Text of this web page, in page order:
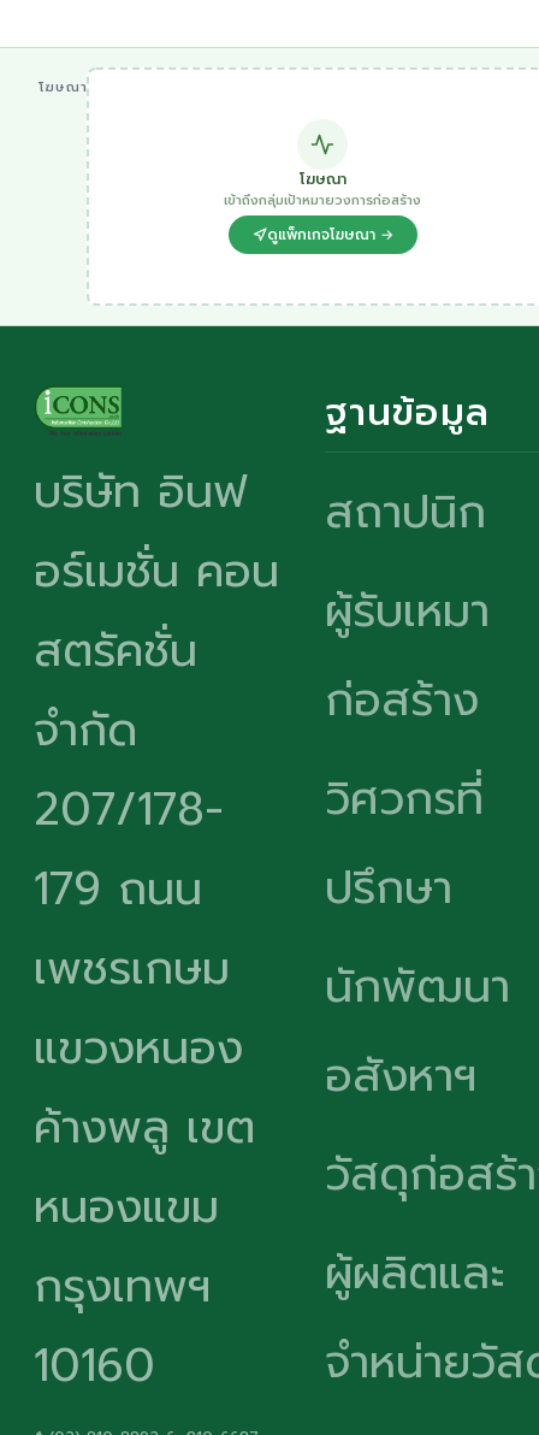
โฆษณา
โฆษณา
เข้าถึงกลุ่มเป้าหมายวงการก่อสร้าง
ดูแพ็กเกจโฆษณา →
บริษัท อินฟ
อร์เมชั่น คอน
สตรัคชั่น
จำกัด
207/178-
179 ถนน
เพชรเกษม
แขวงหนอง
ค้างพลู เขต
หนองแขม
กรุงเทพฯ
10160
ฐานข้อมูล
สถาปนิก
ผู้รับเหมา
ก่อสร้าง
วิศวกรที่
ปรึกษา
นักพัฒนา
อสังหาฯ
วัสดุก่อสร้
ผู้ผลิตและ
จำหน่ายวั